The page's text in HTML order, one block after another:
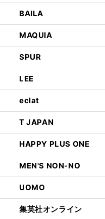
BAILA
MAQUIA
SPUR
LEE
eclat
T JAPAN
HAPPY PLUS ONE
MEN'S NON-NO
UOMO
集英社オンライン